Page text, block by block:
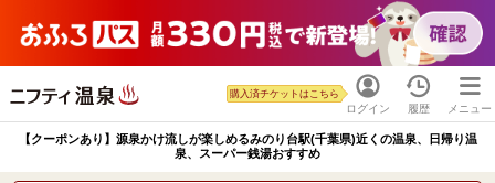
ログイン
購入済チケットはこちら
履歴 メニュー
【クーポンあり】源泉かけ流しが楽しめるみのり台駅(千葉県)近くの温泉、日帰り温
泉、スーパー銭湯おすすめ